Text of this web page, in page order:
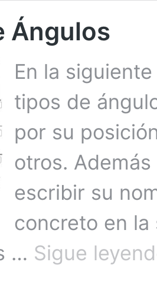
Ángulos
En la
tipos de
por su
otros.
escribir su
concreto en la
… Sigue